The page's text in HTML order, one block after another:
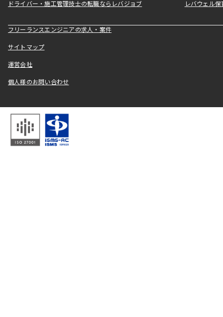
ドライバー・施工管理技士の転職ならレバジョブ レバウェル
フリーランスエンジニアの求人・案件
サイトマップ
運営会社
個人様のお問い合わせ